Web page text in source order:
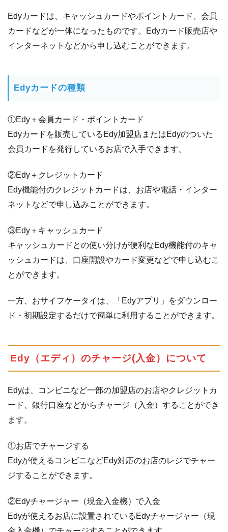
Edyカードは、キャッシュカードやポイントカード、会員
カードなどが一体になったものです。Edyカード販売店や
インターネットなどから申し込むことができます。
Edyカードの種類
①Edy＋会員カード・ポイントカード
Edyカードを販売しているEdy加盟店またはEdyのついた
会員カードを発行しているお店で入手できます。
②Edy＋クレジットカード
Edy機能付のクレジットカードは、お店や電話・インター
ネットなどで申し込みことができます。
③Edy＋キャッシュカード
キャッシュカードとの使い分けが便利なEdy機能付のキャ
ッシュカードは、口座開設やカード変更などで申し込むこ
とができます。
一方、おサイフケータイは、「Edyアプリ」をダウンロー
ド・初期設定するだけで簡単に利用することができます。
Edy（エディ）のチャージ(入金）について
Edyは、コンビニなど一部の加盟店のお店やクレジットカ
ード、銀行口座などからチャージ（入金）することができ
ます。
①お店でチャージする
Edyが使えるコンビニなどEdy対応のお店のレジでチャー
ジすることができます。
②Edyチャージャー（現金入金機）で入金
Edyが使えるお店に設置されているEdyチャージャー（現